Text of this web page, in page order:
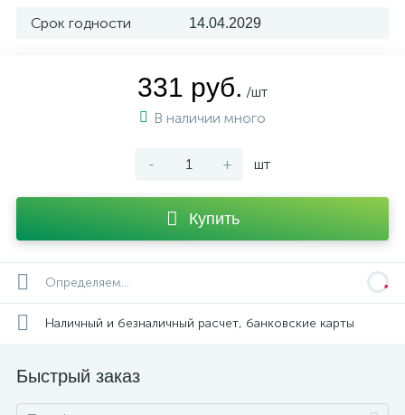
Срок годности 14.04.2029
331 руб. /шт
В наличии много
- + шт
Купить
Определяем...
Наличный и безналичный расчет, банковские карты
Быстрый заказ